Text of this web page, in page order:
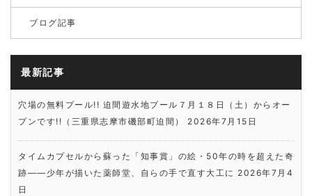
ブログ記事
最新記事
穴場の無料プール!! 迫間遊水地プール７月１８日（土）からオー
プンです!!（三重県志摩市磯部町迫間）
2026年7月15日
タイムカプセルから蘇った「知事賞」の絵・50年の時を超えた奇
跡――少年が描いた薬師堂、自らの手で直す大工に 2026年7月4
日